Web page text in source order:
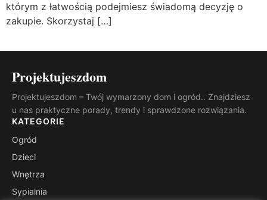
którym z łatwością podejmiesz świadomą decyzję o
zakupie. Skorzystaj […]
Projektujeszdom
Projektujeszdom – Twój wymarzony dom i ogród.. Znajdziesz
u nas praktyczne porady, trendy i sprawdzone rozwiązania.
KATEGORIE
Ogród
Dzieci
Wnętrza
Sypialnia